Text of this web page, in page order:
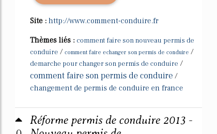
Site : http://www.comment-conduire.fr
Thèmes liés : comment faire son nouveau permis de
conduire / comment faire echanger son permis de conduire /
demarche pour changer son permis de conduire /
comment faire son permis de conduire /
changement de permis de conduire en france
Réforme permis de conduire 2013 -